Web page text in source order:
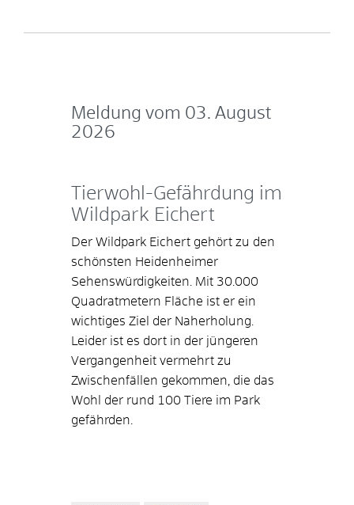
Meldung vom 03. August
2026
Tierwohl-Gefährdung im
Wildpark Eichert
Der Wildpark Eichert gehört zu den
schönsten Heidenheimer
Sehenswürdigkeiten. Mit 30.000
Quadratmetern Fläche ist er ein
wichtiges Ziel der Naherholung.
Leider ist es dort in der jüngeren
Vergangenheit vermehrt zu
Zwischenfällen gekommen, die das
Wohl der rund 100 Tiere im Park
gefährden.